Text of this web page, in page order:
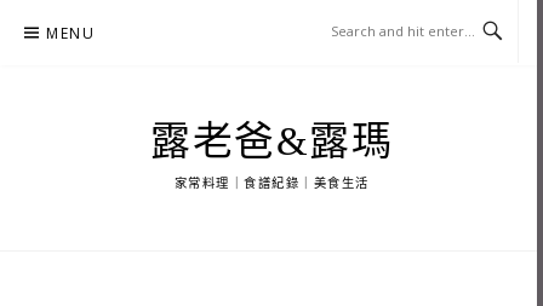
MENU
露老爸&露瑪
家常料理｜食譜紀錄｜美食生活